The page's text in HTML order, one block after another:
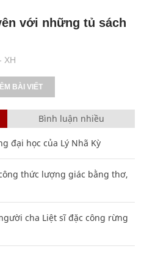
XH
với những tủ sách
BÀI VIẾT
Bình luận nhiều
đại học của Lý Nhã Kỳ
thức lượng giác bằng thơ,
cha Liệt sĩ đặc công rừng